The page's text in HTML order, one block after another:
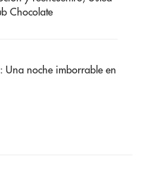
Chocolate
Una noche imborrable en